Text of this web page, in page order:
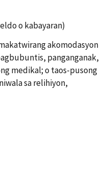
o kabayaran)
akomodasyon
panganganak,
medikal; o taos-pusong
sa relihiyon,